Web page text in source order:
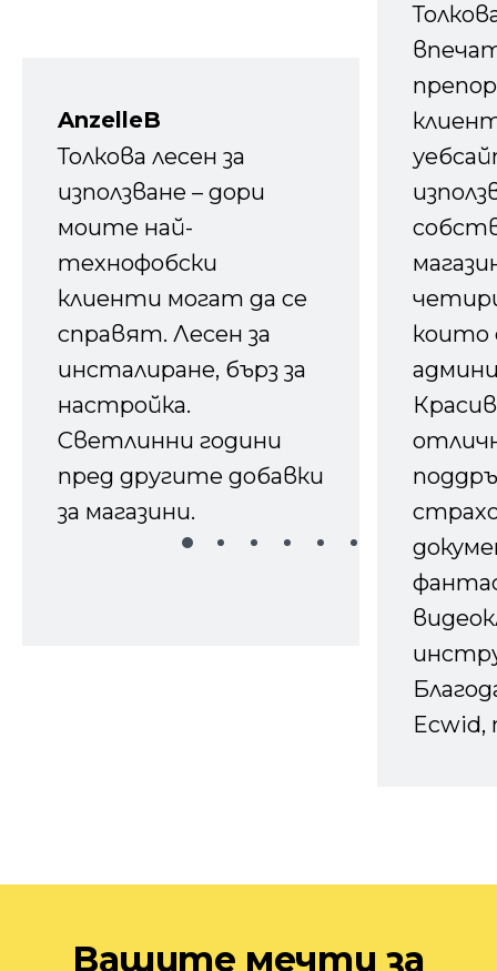
AnzelleB
Толкова лесен за
използване – дори
моите най-
технофобски
клиенти могат да се
справят. Лесен за
инсталиране, бърз за
настройка.
Светлинни години
пред другите добавки
за магазини.
които
Ecwid,
Вашите мечти за